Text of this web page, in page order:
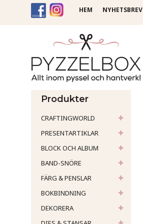
HEM NYHETSBREV
Produkter
CRAFTINGWORLD
PRESENTARTIKLAR
BLOCK OCH ALBUM
BAND-SNÖRE
FÄRG & PENSLAR
BOKBINDNING
DEKORERA